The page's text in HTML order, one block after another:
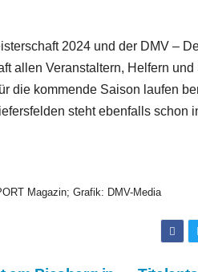
2024 und der DMV –
allen Veranstaltern, Helfern
die kommende Saison laufen
steht ebenfalls schon
Magazin; Grafik: DMV-Media